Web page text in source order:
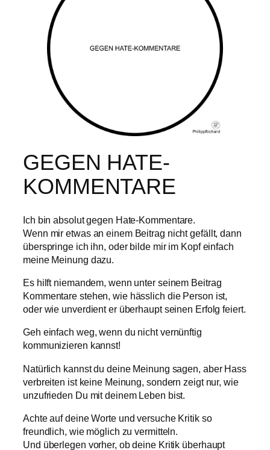
GEGEN HATE-
KOMMENTARE
Ich bin absolut gegen Hate-Kommentare.
Wenn mir etwas an einem Beitrag nicht gefällt, dann
überspringe ich ihn, oder bilde mir im Kopf einfach
meine Meinung dazu.
Es hilft niemandem, wenn unter seinem Beitrag
Kommentare stehen, wie hässlich die Person ist,
oder wie unverdient er überhaupt seinen Erfolg feiert.
Geh einfach weg, wenn du nicht vernünftig
kommunizieren kannst!
Natürlich kannst du deine Meinung sagen, aber Hass
verbreiten ist keine Meinung, sondern zeigt nur, wie
unzufrieden Du mit deinem Leben bist.
Achte auf deine Worte und versuche Kritik so
freundlich, wie möglich zu vermitteln.
Und überlegen vorher, ob deine Kritik überhaupt